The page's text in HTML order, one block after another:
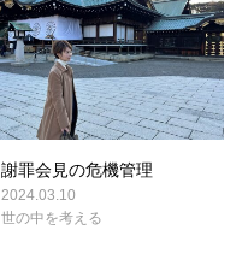
謝罪会見の危機管理
2024.03.10
世の中を考える